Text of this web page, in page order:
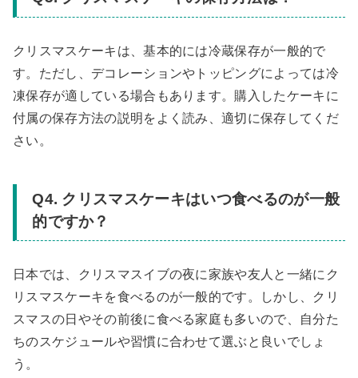
クリスマスケーキは、基本的には冷蔵保存が一般的で
す。ただし、デコレーションやトッピングによっては冷
凍保存が適している場合もあります。購入したケーキに
付属の保存方法の説明をよく読み、適切に保存してくだ
さい。
Q4. クリスマスケーキはいつ食べるのが一般
的ですか？
日本では、クリスマスイブの夜に家族や友人と一緒にク
リスマスケーキを食べるのが一般的です。しかし、クリ
スマスの日やその前後に食べる家庭も多いので、自分た
ちのスケジュールや習慣に合わせて選ぶと良いでしょ
う。